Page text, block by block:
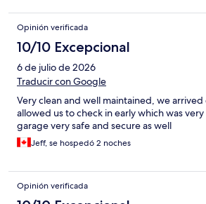
Opinión verificada
10/10 Excepcional
6 de julio de 2026
Traducir con Google
Very clean and well maintained, we
allowed us to check in early which was
garage very safe and secure as well
Jeff, se hospedó 2 noches
Opinión verificada